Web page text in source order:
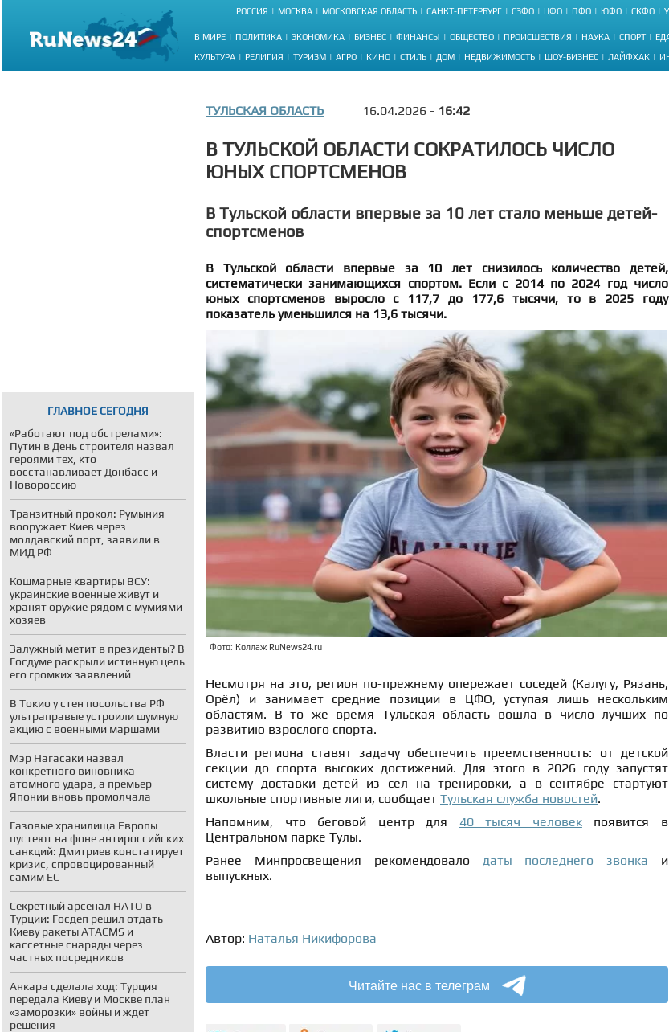
РОССИЯ МОСКВА МОСКОВСКАЯ ОБЛАСТЬ САНКТ-ПЕТЕРБУРГ СЗФО ЦФО ПФО ЮФО СКФО
В МИРЕ ПОЛИТИКА ЭКОНОМИКА БИЗНЕС ФИНАНСЫ ОБЩЕСТВО ПРОИСШЕСТВИЯ НАУКА СПОРТ
КУЛЬТУРА РЕЛИГИЯ ТУРИЗМ АГРО КИНО СТИЛЬ ДОМ НЕДВИЖИМОСТЬ ШОУ-БИЗНЕС ЛАЙФХАК
ГЛАВНОЕ СЕГОДНЯ
«Работают под обстрелами»:
Путин в День строителя назвал
героями тех, кто
восстанавливает Донбасс и
Новороссию
Транзитный прокол: Румыния
вооружает Киев через
молдавский порт, заявили в
МИД РФ
Кошмарные квартиры ВСУ:
украинские военные живут и
хранят оружие рядом с мумиями
хозяев
Залужный метит в президенты? В
Госдуме раскрыли истинную цель
его громких заявлений
В Токио у стен посольства РФ
ультраправые устроили шумную
акцию с военными маршами
Мэр Нагасаки назвал
конкретного виновника
атомного удара, а премьер
Японии вновь промолчала
Газовые хранилища Европы
пустеют на фоне антироссийских
санкций: Дмитриев констатирует
кризис, спровоцированный
самим ЕС
Секретный арсенал НАТО в
Турции: Госдеп решил отдать
Киеву ракеты ATACMS и
кассетные снаряды через
частных посредников
Анкара сделала ход: Турция
передала Киеву и Москве план
«заморозки» войны и ждет
решения
ТУЛЬСКАЯ ОБЛАСТЬ 16.04.2026 - 16:42
В ТУЛЬСКОЙ ОБЛАСТИ СОКРАТИЛОСЬ ЧИСЛО
ЮНЫХ СПОРТСМЕНОВ
В Тульской области впервые за 10 лет стало меньше детей-
спортсменов
В Тульской области впервые за 10 лет снизилось количество детей,
систематически занимающихся спортом. Если с 2014 по 2024 год число
юных спортсменов выросло с 117,7 до 177,6 тысячи, то в 2025 году
показатель уменьшился на 13,6 тысячи.
Фото: Коллаж RuNews24.ru
Несмотря на это, регион по-прежнему опережает соседей (Калугу, Рязань,
Орёл) и занимает средние позиции в ЦФО, уступая лишь нескольким
областям. В то же время Тульская область вошла в число лучших по
развитию взрослого спорта.
Власти региона ставят задачу обеспечить преемственность: от детской
секции до спорта высоких достижений. Для этого в 2026 году запустят
систему доставки детей из сёл на тренировки, а в сентябре стартуют
школьные спортивные лиги, сообщает Тульская служба новостей.
Напомним, что беговой центр для 40 тысяч человекпоявится в
Центральном парке Тулы.
Ранее Минпросвещения рекомендовало даты последнего звонка и
выпускных.
Автор: Наталья Никифорова
Читайте нас в телеграм